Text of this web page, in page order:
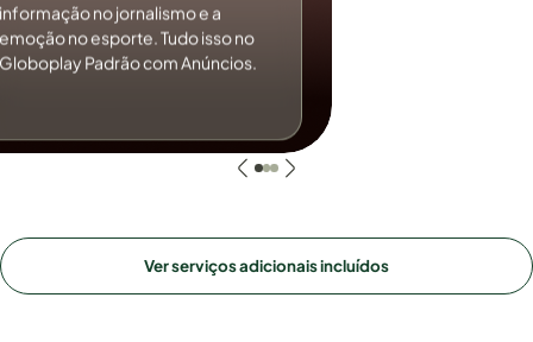
informação no jornalismo e a
emoção no esporte. Tudo isso no
Globoplay Padrão com Anúncios.
Ver serviços adicionais incluídos